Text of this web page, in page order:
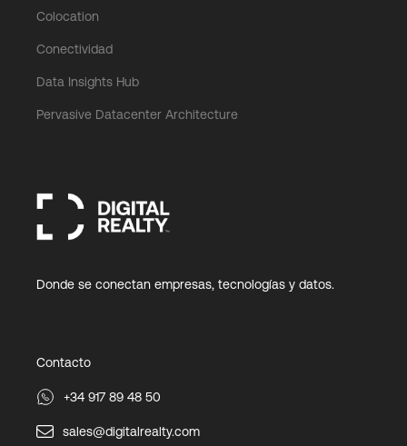
Colocation
Conectividad
Data Insights Hub
Pervasive Datacenter Architecture
Donde se conectan empresas, tecnologías y datos.
Contacto
+34 917 89 48 50
sales@digitalrealty.com